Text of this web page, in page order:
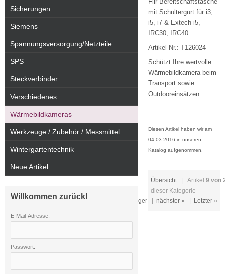
mit Schultergurt für i3,
i5, i7 & Extech i5,
IRC30, IRC40
Artikel Nr.: T126024
Schützt Ihre wertvolle
Wärmebildkamera beim
Transport sowie
Outdooreinsätzen.
Diesen Artikel haben wir am
04.03.2016 in unseren
Katalog aufgenommen.
Übersicht| Artikel 9 von
dieser Kategorie
« Erster
« vorheriger nächster » Letzter »
Sicherungen
Siemens
Spannungsversorgung/Netzteile
SPS
Steckverbinder
Verschiedenes
Wärmebildkameras
Werkzeuge / Zubehör / Messmittel
Wintergartentechnik
Neue Artikel
Willkommen zurück!
E-Mail-Adresse:
Passwort: